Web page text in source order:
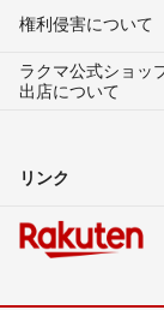
権利侵害について
ラクマ公式ショッ
出店について
リンク